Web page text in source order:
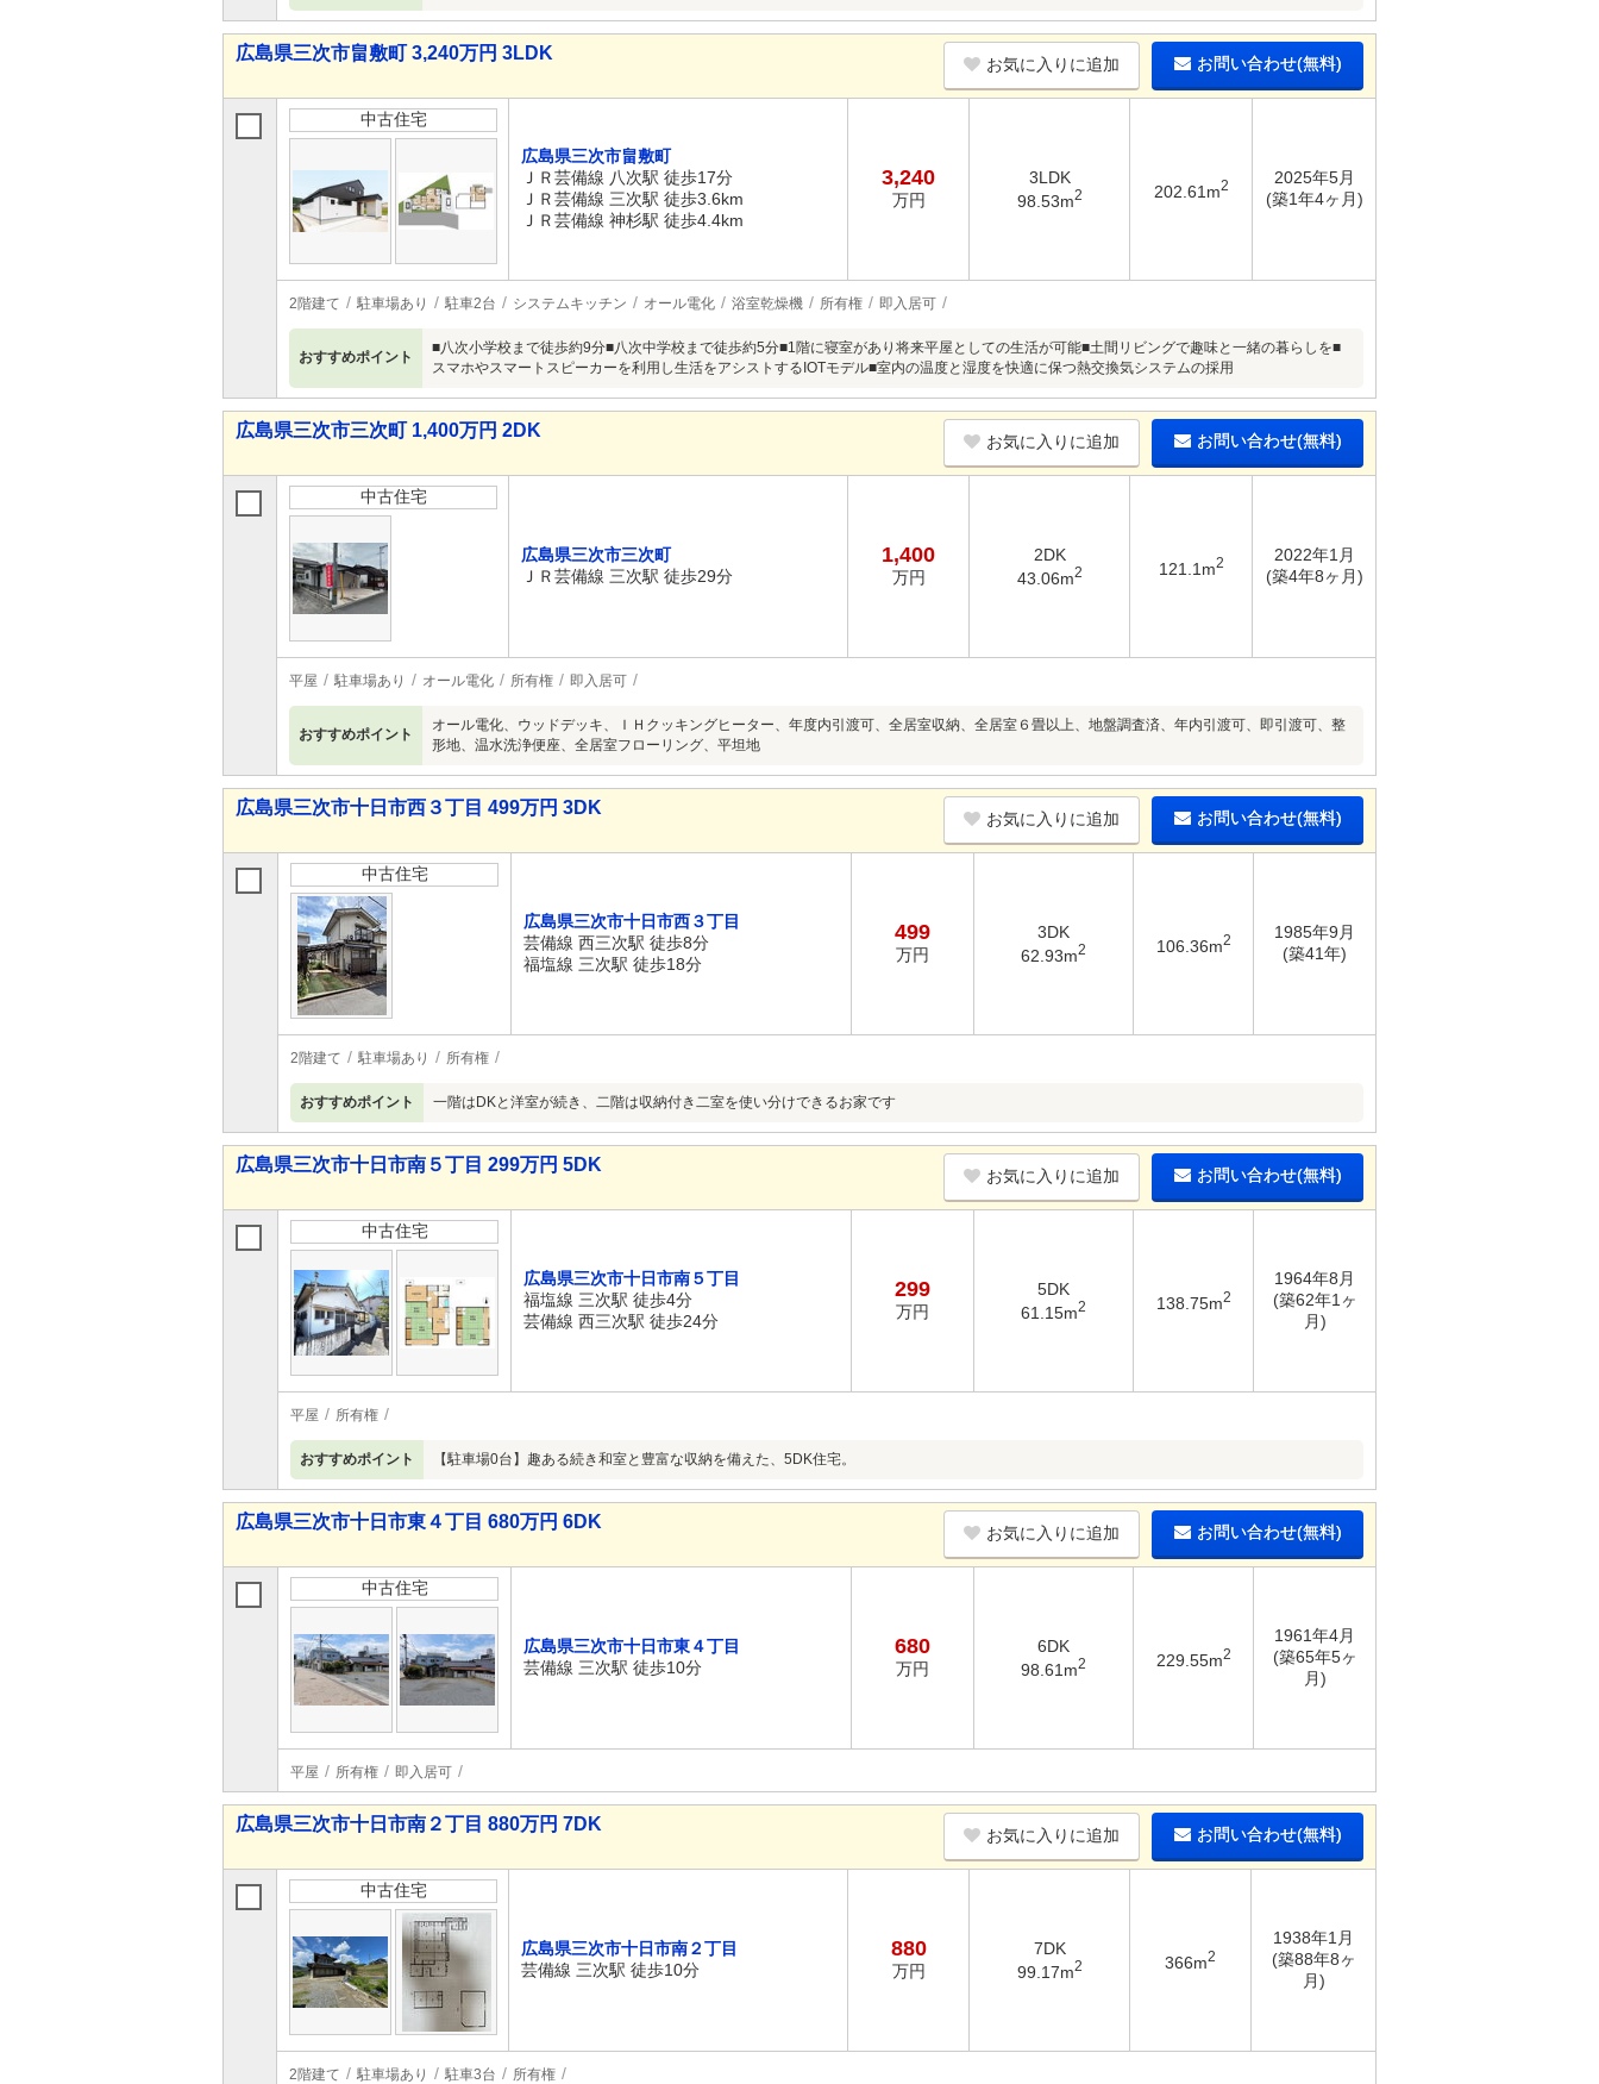
広島県三次市畠敷町 3,240万円 3LDK
お気に入りに追加 お問い合わせ(無料)
中古住宅
広島県三次市畠敷町
ＪＲ芸備線 八次駅 徒歩17分
ＪＲ芸備線 三次駅 徒歩3.6km
ＪＲ芸備線 神杉駅 徒歩4.4km
3,240
万円
3LDK
98.53m2 202.61m2
2025年5月
(築1年4ヶ月)
2階建て 駐車場あり 駐車2台 システムキッチン オール電化 浴室乾燥機 所有権 即入居可
おすすめポイント
■八次小学校まで徒歩約9分■八次中学校まで徒歩約5分■1階に寝室があり将来平屋としての生活が可能■土間リビングで趣味と一緒の暮らしを■
スマホやスマートスピーカーを利用し生活をアシストするIOTモデル■室内の温度と湿度を快適に保つ熱交換気システムの採用
広島県三次市三次町 1,400万円 2DK
お気に入りに追加 お問い合わせ(無料)
中古住宅
広島県三次市三次町
ＪＲ芸備線 三次駅 徒歩29分
1,400
万円
2DK
43.06m2 121.1m2
2022年1月
(築4年8ヶ月)
平屋 駐車場あり オール電化 所有権 即入居可
おすすめポイント
オール電化、ウッドデッキ、ＩＨクッキングヒーター、年度内引渡可、全居室収納、全居室６畳以上、地盤調査済、年内引渡可、即引渡可、整
形地、温水洗浄便座、全居室フローリング、平坦地
広島県三次市十日市西３丁目 499万円 3DK
お気に入りに追加 お問い合わせ(無料)
中古住宅
広島県三次市十日市西３丁目
芸備線 西三次駅 徒歩8分
福塩線 三次駅 徒歩18分
499
万円
3DK
62.93m2 106.36m2
1985年9月
(築41年)
2階建て 駐車場あり 所有権
おすすめポイント 一階はDKと洋室が続き、二階は収納付き二室を使い分けできるお家です
広島県三次市十日市南５丁目 299万円 5DK
お気に入りに追加 お問い合わせ(無料)
中古住宅
広島県三次市十日市南５丁目
福塩線 三次駅 徒歩4分
芸備線 西三次駅 徒歩24分
299
万円
5DK
61.15m2 138.75m2
1964年8月
(築62年1ヶ
月)
平屋 所有権
おすすめポイント 【駐車場0台】趣ある続き和室と豊富な収納を備えた、5DK住宅。
広島県三次市十日市東４丁目 680万円 6DK
お気に入りに追加 お問い合わせ(無料)
中古住宅
広島県三次市十日市東４丁目
芸備線 三次駅 徒歩10分
680
万円
6DK
98.61m2 229.55m2
1961年4月
(築65年5ヶ
月)
平屋 所有権 即入居可
広島県三次市十日市南２丁目 880万円 7DK
お気に入りに追加 お問い合わせ(無料)
中古住宅
広島県三次市十日市南２丁目
芸備線 三次駅 徒歩10分
880
万円
7DK
99.17m2 366m2
1938年1月
(築88年8ヶ
月)
2階建て 駐車場あり 駐車3台 所有権